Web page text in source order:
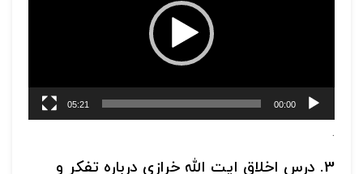
00:00
05:21
.
3. درس اخلاق ایت الله خرازی درباره تفکر و